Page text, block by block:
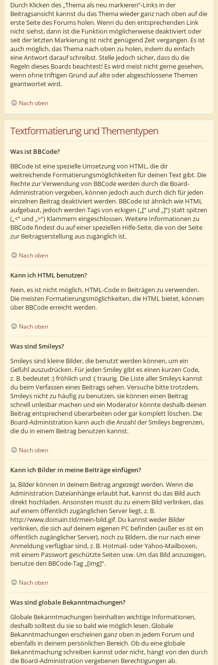
Durch Klicken des „Thema als neu markieren“-Links in der
Beitragsansicht kannst du das Thema wieder ganz nach oben auf die
erste Seite des Forums holen. Wenn du den entsprechenden Link
nicht siehst, dann ist die Funktion möglicherweise deaktiviert oder
seit der letzten Markierung ist nicht genügend Zeit vergangen. Es ist
auch möglich, das Thema nach oben zu holen, indem du einfach
eine Antwort darauf schreibst. Stelle jedoch sicher, dass du die
Regeln dieses Boards beachtest! Es wird meist nicht gerne gesehen,
wenn ohne triftigen Grund auf alte oder abgeschlossene Themen
geantwortet wird.
Nach oben
Textformatierung und Thementypen
Was ist BBCode?
BBCode ist eine spezielle Umsetzung von HTML, die dir
weitreichende Formatierungsmöglichkeiten für deinen Text gibt. Die
Rechte zur Verwendung von BBCode werden durch die Board-
Administration vergeben, können jedoch auch durch dich für jeden
einzelnen Beitrag deaktiviert werden. BBCode ist ähnlich wie HTML
aufgebaut, jedoch werden Tags von eckigen („[“ und „]“) statt spitzen
(„<“ und „>“) Klammern eingeschlossen. Weitere Informationen zu
BBCode findest du auf einer speziellen Hilfe-Seite, die von der Seite
zur Beitragserstellung aus zugänglich ist.
Nach oben
Kann ich HTML benutzen?
Nein, es ist nicht möglich, HTML-Code in Beiträgen zu verwenden.
Die meisten Formatierungsmöglichkeiten, die HTML bietet, können
über BBCode erreicht werden.
Nach oben
Was sind Smileys?
Smileys sind kleine Bilder, die benutzt werden können, um ein
Gefühl auszudrücken. Für jeden Smiley gibt es einen kurzen Code,
z. B. bedeutet :) fröhlich und :( traurig. Die Liste aller Smileys kannst
du beim Verfassen eines Beitrags sehen. Versuche bitte trotzdem,
Smileys nicht zu häufig zu benutzen, sie können einen Beitrag
schnell unlesbar machen und ein Moderator könnte deshalb deinen
Beitrag entsprechend überarbeiten oder gar komplett löschen. Die
Board-Administration kann auch die Anzahl der Smileys begrenzen,
die du in einem Beitrag benutzen kannst.
Nach oben
Kann ich Bilder in meine Beiträge einfügen?
Ja, Bilder können in deinem Beitrag angezeigt werden. Wenn die
Administration Dateianhänge erlaubt hat, kannst du das Bild auch
direkt hochladen. Ansonsten musst du zu einem Bild verlinken, das
auf einem öffentlich zugänglichen Server liegt, z. B.
http://www.domain.tld/mein-bild.gif. Du kannst weder Bilder
verlinken, die sich auf deinem eigenen PC befinden (außer es ist ein
öffentlich zugänglicher Server), noch zu Bildern, die nur nach einer
Anmeldung verfügbar sind, z. B. Hotmail- oder Yahoo-Mailboxen,
mit einem Passwort geschützte Seiten usw. Um das Bild anzuzeigen,
benutze den BBCode-Tag „[img]“.
Nach oben
Was sind globale Bekanntmachungen?
Globale Bekanntmachungen beinhalten wichtige Informationen,
deshalb solltest du sie so bald wie möglich lesen. Globale
Bekanntmachungen erscheinen ganz oben in jedem Forum und
ebenfalls in deinem persönlichen Bereich. Ob du eine globale
Bekanntmachung schreiben kannst oder nicht, hängt von den durch
die Board-Administration vergebenen Berechtigungen ab.